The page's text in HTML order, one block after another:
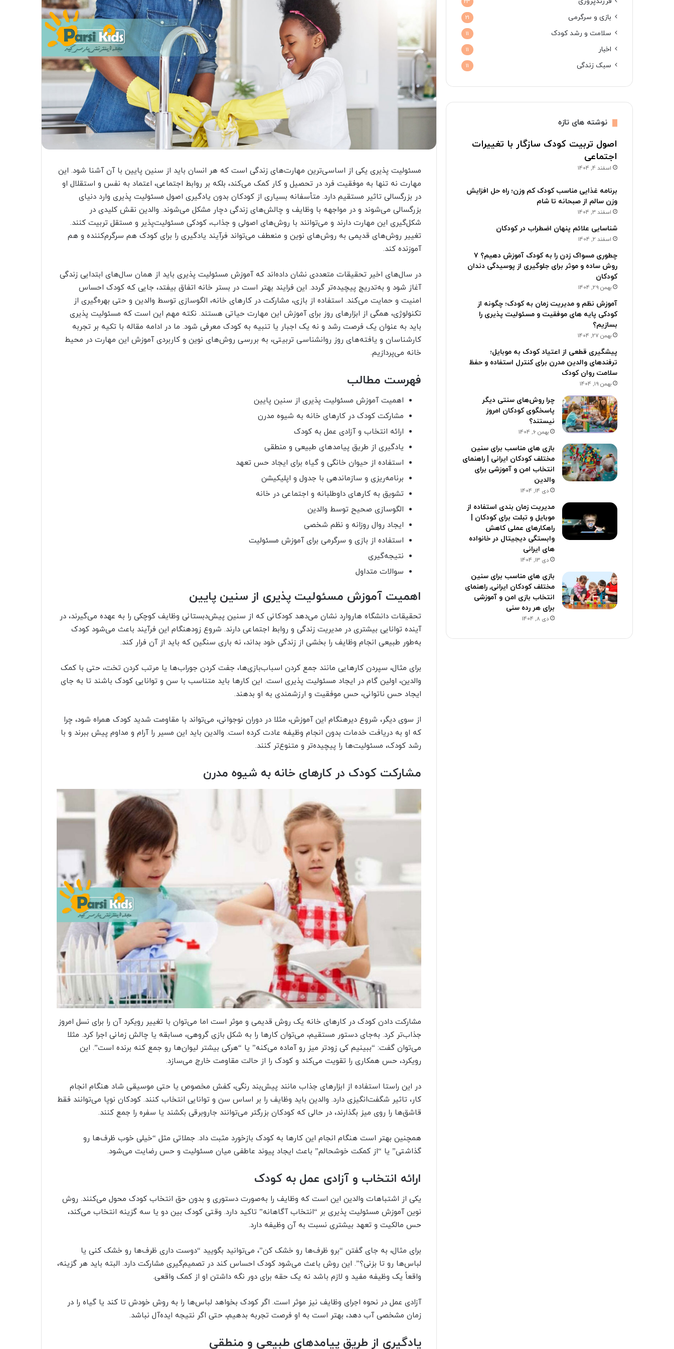
مسئولیت پذیری یکی از اساسی‌ترین مهارت‌های زندگی است که هر انسان باید از سنین پایین با آن آشنا شود. این
مهارت نه تنها به موفقیت فرد در تحصیل و کار کمک می‌کند، بلکه بر روابط اجتماعی، اعتماد به نفس و استقلال او
در بزرگسالی تاثیر مستقیم دارد. متأسفانه بسیاری از کودکان بدون یادگیری اصول مسئولیت پذیری وارد دنیای
بزرگسالی می‌شوند و در مواجهه با وظایف و چالش‌های زندگی دچار مشکل می‌شوند. والدین نقش کلیدی در
شکل‌گیری این مهارت دارند و می‌توانند با روش‌های اصولی و جذاب، کودکی مسئولیت‌پذیر و مستقل تربیت کنند.
تغییر روش‌های قدیمی به روش‌های نوین و منعطف می‌تواند فرآیند یادگیری را برای کودک هم سرگرم‌کننده و هم
آموزنده کند.
در سال‌های اخیر تحقیقات متعددی نشان داده‌اند که آموزش مسئولیت پذیری باید از همان سال‌های ابتدایی زندگی
آغاز شود و به‌تدریج پیچیده‌تر گردد. این فرایند بهتر است در بستر خانه اتفاق بیفتد، جایی که کودک احساس
امنیت و حمایت می‌کند. استفاده از بازی، مشارکت در کارهای خانه، الگوسازی توسط والدین و حتی بهره‌گیری از
تکنولوژی، همگی از ابزارهای روز برای آموزش این مهارت حیاتی هستند. نکته مهم این است که مسئولیت پذیری
باید به عنوان یک فرصت رشد و نه یک اجبار یا تنبیه به کودک معرفی شود. ما در ادامه مقاله با تکیه بر تجربه
کارشناسان و یافته‌های روز روانشناسی تربیتی، به بررسی روش‌های نوین و کاربردی آموزش این مهارت در محیط
خانه می‌پردازیم.
فهرست مطالب
اهمیت آموزش مسئولیت پذیری از سنین پایین
مشارکت کودک در کارهای خانه به شیوه مدرن
ارائه انتخاب و آزادی عمل به کودک
یادگیری از طریق پیامدهای طبیعی و منطقی
استفاده از حیوان خانگی و گیاه برای ایجاد حس تعهد
برنامه‌ریزی و سازماندهی با جدول و اپلیکیشن
تشویق به کارهای داوطلبانه و اجتماعی در خانه
الگوسازی صحیح توسط والدین
ایجاد روال روزانه و نظم شخصی
استفاده از بازی و سرگرمی برای آموزش مسئولیت
نتیجه‌گیری
سوالات متداول
اهمیت آموزش مسئولیت پذیری از سنین پایین
تحقیقات دانشگاه هاروارد نشان می‌دهد کودکانی که از سنین پیش‌دبستانی وظایف کوچکی را به عهده می‌گیرند، در
آینده توانایی بیشتری در مدیریت زندگی و روابط اجتماعی دارند. شروع زودهنگام این فرآیند باعث می‌شود کودک
به‌طور طبیعی انجام وظایف را بخشی از زندگی خود بداند، نه باری سنگین که باید از آن فرار کند.
برای مثال، سپردن کارهایی مانند جمع کردن اسباب‌بازی‌ها، جفت کردن جوراب‌ها یا مرتب کردن تخت، حتی با کمک
والدین، اولین گام در ایجاد مسئولیت پذیری است. این کارها باید متناسب با سن و توانایی کودک باشند تا به جای
ایجاد حس ناتوانی، حس موفقیت و ارزشمندی به او بدهند.
از سوی دیگر، شروع دیرهنگام این آموزش، مثلا در دوران نوجوانی، می‌تواند با مقاومت شدید کودک همراه شود، چرا
که او به دریافت خدمات بدون انجام وظیفه عادت کرده است. والدین باید این مسیر را آرام و مداوم پیش ببرند و با
رشد کودک، مسئولیت‌ها را پیچیده‌تر و متنوع‌تر کنند.
مشارکت کودک در کارهای خانه به شیوه مدرن
مشارکت دادن کودک در کارهای خانه یک روش قدیمی و موثر است اما می‌توان با تغییر رویکرد آن را برای نسل امروز
جذاب‌تر کرد. به‌جای دستور مستقیم، می‌توان کارها را به شکل بازی گروهی، مسابقه یا چالش زمانی اجرا کرد. مثلا
می‌توان گفت: “ببینیم کی زودتر میز رو آماده می‌کنه” یا “هرکی بیشتر لیوان‌ها رو جمع کنه برنده است”. این
رویکرد، حس همکاری را تقویت می‌کند و کودک را از حالت مقاومت خارج می‌سازد.
در این راستا استفاده از ابزارهای جذاب مانند پیش‌بند رنگی، کفش مخصوص یا حتی موسیقی شاد هنگام انجام
کار، تاثیر شگفت‌انگیزی دارد. والدین باید وظایف را بر اساس سن و توانایی انتخاب کنند. کودکان نوپا می‌توانند فقط
قاشق‌ها را روی میز بگذارند، در حالی که کودکان بزرگتر می‌توانند جاروبرقی بکشند یا سفره را جمع کنند.
همچنین بهتر است هنگام انجام این کارها به کودک بازخورد مثبت داد. جملاتی مثل “خیلی خوب ظرف‌ها رو
گذاشتی” یا “از کمکت خوشحالم” باعث ایجاد پیوند عاطفی میان مسئولیت و حس رضایت می‌شود.
ارائه انتخاب و آزادی عمل به کودک
یکی از اشتباهات والدین این است که وظایف را به‌صورت دستوری و بدون حق انتخاب کودک محول می‌کنند. روش
نوین آموزش مسئولیت پذیری بر “انتخاب آگاهانه” تاکید دارد. وقتی کودک بین دو یا سه گزینه انتخاب می‌کند،
حس مالکیت و تعهد بیشتری نسبت به آن وظیفه دارد.
برای مثال، به جای گفتن “برو ظرف‌ها رو خشک کن”، می‌توانید بگویید “دوست داری ظرف‌ها رو خشک کنی یا
لباس‌ها رو تا بزنی؟”. این روش باعث می‌شود کودک احساس کند در تصمیم‌گیری مشارکت دارد. البته باید هر گزینه،
واقعاً یک وظیفه مفید و لازم باشد نه یک حقه برای دور نگه داشتن او از کمک واقعی.
آزادی عمل در نحوه اجرای وظایف نیز موثر است. اگر کودک بخواهد لباس‌ها را به روش خودش تا کند یا گیاه را در
زمان مشخصی آب دهد، بهتر است به او فرصت تجربه بدهیم، حتی اگر نتیجه ایده‌آل نباشد.
یادگیری از طریق پیامدهای طبیعی و منطقی
بازی و سرگرمی 21
سلامت و رشد کودک 11
اخبار 11
سبک زندگی 11
نوشته های تازه
اصول تربیت کودک سازگار با تغییرات
اجتماعی
اسفند 4, 1404
برنامه غذایی مناسب کودک کم وزن؛ راه حل افزایش
وزن سالم از صبحانه تا شام
اسفند 3, 1404
شناسایی علائم پنهان اضطراب در کودکان
اسفند 2, 1404
چطوری مسواک زدن را به کودک آموزش دهیم؟ ۷
روش ساده و موثر برای جلوگیری از پوسیدگی دندان
کودکان
بهمن 29, 1404
آموزش نظم و مدیریت زمان به کودک؛ چگونه از
کودکی پایه های موفقیت و مسئولیت پذیری را
بسازیم؟
بهمن 27, 1404
پیشگیری قطعی از اعتیاد کودک به موبایل؛
ترفندهای والدین مدرن برای کنترل استفاده و حفظ
سلامت روان کودک
بهمن 19, 1404
چرا روش‌های سنتی دیگر
پاسخگوی کودکان امروز
نیستند؟
بهمن 6, 1404
بازی های مناسب برای سنین
مختلف کودکان ایرانی | راهنمای
انتخاب امن و آموزشی برای
والدین
دی 14, 1404
مدیریت زمان بندی استفاده از
موبایل و تبلت برای کودکان |
راهکارهای عملی کاهش
وابستگی دیجیتال در خانواده
های ایرانی
دی 13, 1404
بازی های مناسب برای سنین
مختلف کودکان ایرانی, راهنمای
انتخاب بازی امن و آموزشی
برای هر رده سنی
دی 8, 1404